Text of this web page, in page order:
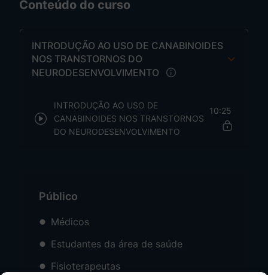
Conteúdo do curso
INTRODUÇÃO AO USO DE CANABINOIDES
NOS TRANSTORNOS DO
NEURODESENVOLVIMENTO
INTRODUÇÃO AO USO DE
CANABINOIDES NOS TRANSTORNOS
DO NEURODESENVOLVIMENTO
10:25
Público
Médicos
Estudantes da área de saúde
Fisioterapeutas